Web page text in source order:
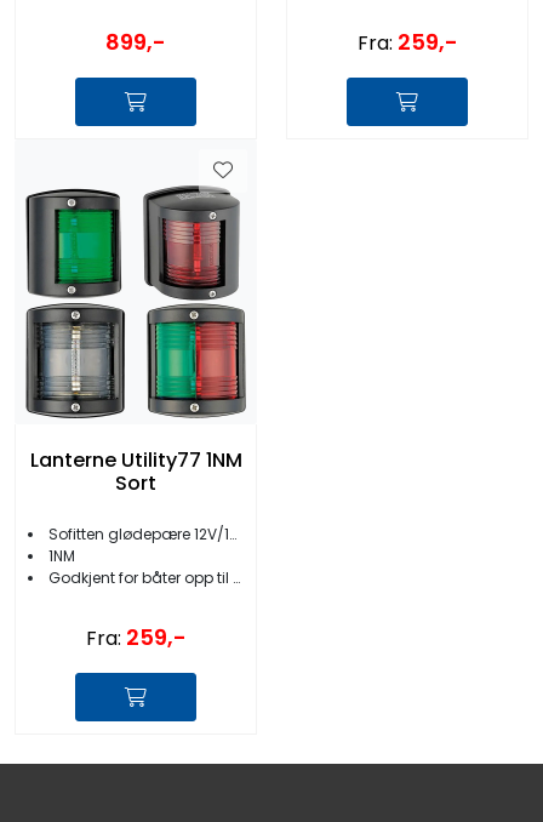
899,- Fra: 259,-
Lanterne Utility77 1NM
Sort
Sofitten glødepære 12V/10W
1NM
Godkjent for båter opp til 12 meter
Fra: 259,-